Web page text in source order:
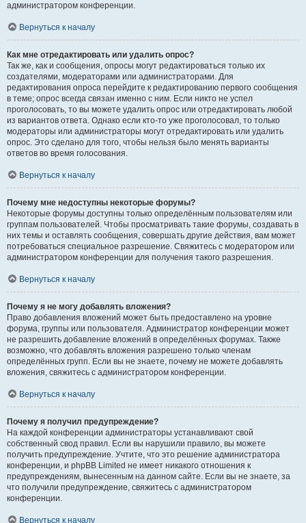
администратором конференции.
Вернуться к началу
Как мне отредактировать или удалить опрос?
Так же, как и сообщения, опросы могут редактироваться только их
создателями, модераторами или администраторами. Для
редактирования опроса перейдите к редактированию первого сообщения
в теме; опрос всегда связан именно с ним. Если никто не успел
проголосовать, то вы можете удалить опрос или отредактировать любой
из вариантов ответа. Однако если кто-то уже проголосовал, то только
модераторы или администраторы могут отредактировать или удалить
опрос. Это сделано для того, чтобы нельзя было менять варианты
ответов во время голосования.
Вернуться к началу
Почему мне недоступны некоторые форумы?
Некоторые форумы доступны только определённым пользователям или
группам пользователей. Чтобы просматривать такие форумы, создавать в
них темы и оставлять сообщения, совершать другие действия, вам может
потребоваться специальное разрешение. Свяжитесь с модератором или
администратором конференции для получения такого разрешения.
Вернуться к началу
Почему я не могу добавлять вложения?
Право добавления вложений может быть предоставлено на уровне
форума, группы или пользователя. Администратор конференции может
не разрешить добавление вложений в определённых форумах. Также
возможно, что добавлять вложения разрешено только членам
определённых групп. Если вы не знаете, почему не можете добавлять
вложения, свяжитесь с администратором конференции.
Вернуться к началу
Почему я получил предупреждение?
На каждой конференции администраторы устанавливают свой
собственный свод правил. Если вы нарушили правило, вы можете
получить предупреждение. Учтите, что это решение администратора
конференции, и phpBB Limited не имеет никакого отношения к
предупреждениям, вынесенным на данном сайте. Если вы не знаете, за
что получили предупреждение, свяжитесь с администратором
конференции.
Вернуться к началу